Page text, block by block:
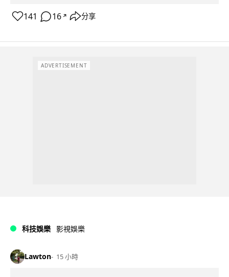
141 16 ↗ 分享
ADVERTISEMENT
科技娛樂 影視娛樂
Lawton 15 小時